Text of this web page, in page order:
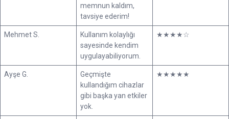
memnun kaldım,
tavsiye ederim!
Mehmet S.
Kullanım kolaylığı
sayesinde kendim
uygulayabiliyorum.
★★★★☆
Ayşe G.
Geçmişte
kullandığım cihazlar
gibi başka yan etkiler
yok.
★★★★★